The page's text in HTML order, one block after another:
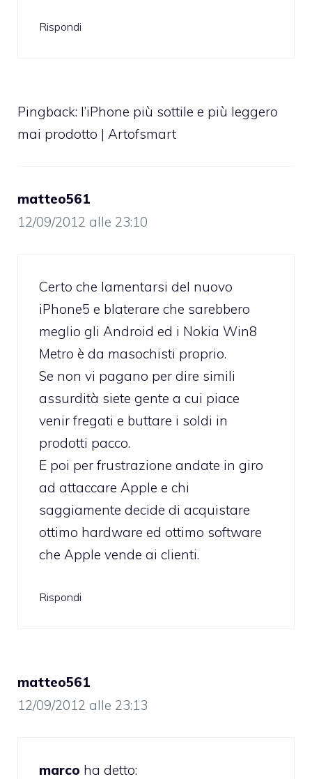
Rispondi
Pingback: l’iPhone più sottile e più leggero
mai prodotto | Artofsmart
matteo561
12/09/2012 alle 23:10
Certo che lamentarsi del nuovo
iPhone5 e blaterare che sarebbero
meglio gli Android ed i Nokia Win8
Metro è da masochisti proprio.
Se non vi pagano per dire simili
assurdità siete gente a cui piace
venir fregati e buttare i soldi in
prodotti pacco.
E poi per frustrazione andate in giro
ad attaccare Apple e chi
saggiamente decide di acquistare
ottimo hardware ed ottimo software
che Apple vende ai clienti.
Rispondi
matteo561
12/09/2012 alle 23:13
marco ha detto: